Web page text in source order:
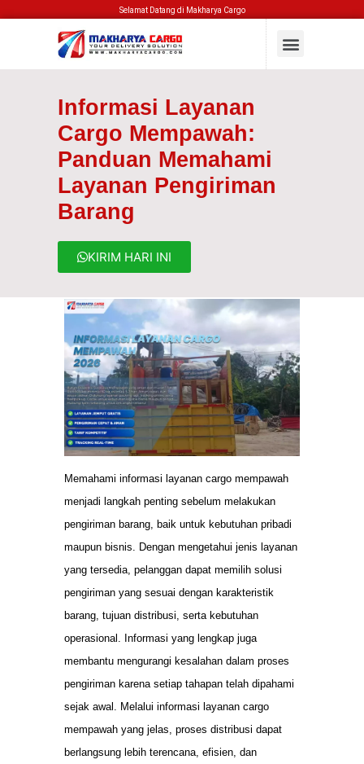
Selamat Datang di Makharya Cargo
Informasi Layanan
Cargo Mempawah:
Panduan Memahami
Layanan Pengiriman
Barang
KIRIM HARI INI
Memahami informasi layanan cargo mempawah
menjadi langkah penting sebelum melakukan
pengiriman barang, baik untuk kebutuhan pribadi
maupun bisnis. Dengan mengetahui jenis layanan
yang tersedia, pelanggan dapat memilih solusi
pengiriman yang sesuai dengan karakteristik
barang, tujuan distribusi, serta kebutuhan
operasional. Informasi yang lengkap juga
membantu mengurangi kesalahan dalam proses
pengiriman karena setiap tahapan telah dipahami
sejak awal. Melalui informasi layanan cargo
mempawah yang jelas, proses distribusi dapat
berlangsung lebih terencana, efisien, dan